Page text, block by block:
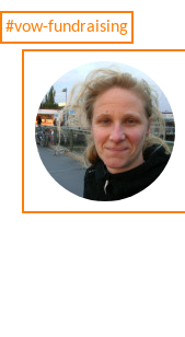
#vow-fundraising